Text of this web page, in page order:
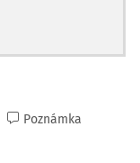
Poznámka